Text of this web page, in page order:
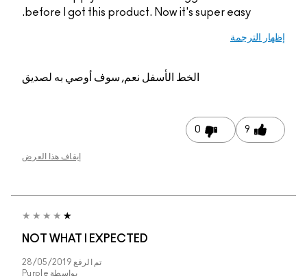
before I got this product. Now it's super easy.
إظهار الترجمة
الخط الأسفلنعم, سوف أوصي به لصديق
9
0
إيقاف هذا العرض
NOT WHAT I EXPECTED
تم الرفع 28/05/2019
بواسطة Purple